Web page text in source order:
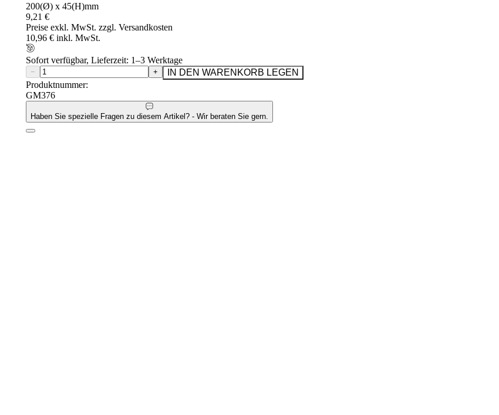
200(Ø) x 45(H)mm
9,21 €
Preise exkl. MwSt. zzgl. Versandkosten
10,96 € inkl. MwSt.
Sofort verfügbar, Lieferzeit: 1–3 Werktage
− +
IN DEN WARENKORB LEGEN
Produktnummer:
GM376
Haben Sie spezielle Fragen zu diesem Artikel? - Wir beraten Sie gern.